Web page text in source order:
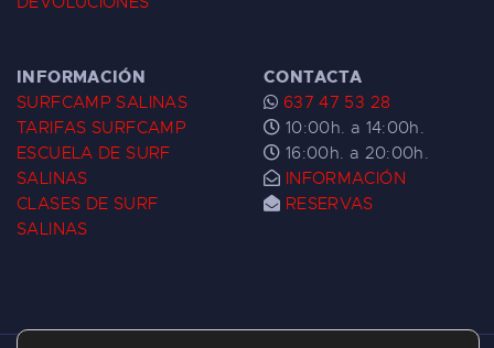
INFORMACIÓN
SURFCAMP SALINAS
TARIFAS SURFCAMP
ESCUELA DE SURF
SALINAS
CLASES DE SURF
SALINAS
CONTACTA
637 47 53 28
10:00h. a 14:00h.
16:00h. a 20:00h.
INFORMACIÓN
RESERVAS